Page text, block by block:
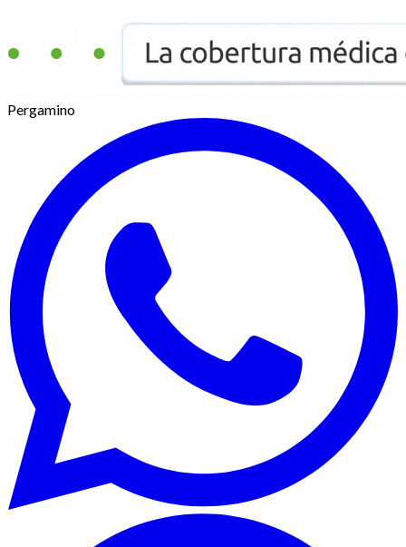
Pergamino